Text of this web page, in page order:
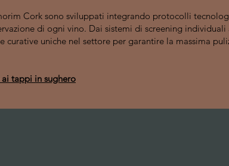
Cork sono sviluppati integrando protocolli
di ogni vino. Dai sistemi di screening
curative uniche nel settore per garantire la massima
tappi in sughero